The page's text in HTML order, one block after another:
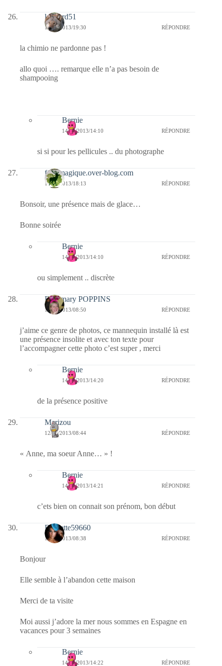
louvard51
12/06/2013/19:30 RÉPONDRE
la chimio ne pardonne pas !
allo quoi …. remarque elle n’a pas besoin de
shampooing
Bernie
14/06/2013/14:10 RÉPONDRE
si si pour les pellicules .. du photographe
foretmagique.over-blog.com
12/06/2013/18:13 RÉPONDRE
Bonsoir, une présence mais de glace…
Bonne soirée
Bernie
14/06/2013/14:10 RÉPONDRE
ou simplement .. discrète
Fabymary POPPINS
12/06/2013/08:50 RÉPONDRE
j’aime ce genre de photos, ce mannequin installé là est
une présence insolite et avec ton texte pour
l’accompagner cette photo c’est super , merci
Bernie
14/06/2013/14:20 RÉPONDRE
de la présence positive
Marizou
12/06/2013/08:44 RÉPONDRE
« Anne, ma soeur Anne… » !
Bernie
14/06/2013/14:21 RÉPONDRE
c’ets bien on connait son prénom, bon début
Biquette59660
12/06/2013/08:38 RÉPONDRE
Bonjour
Elle semble à l’abandon cette maison
Merci de ta visite
Moi aussi j’adore la mer nous sommes en Espagne en
vacances pour 3 semaines
Bernie
14/06/2013/14:22 RÉPONDRE